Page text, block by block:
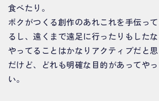
食べたり。
ボクがつくる創作のあれこれを手伝っ
るし、遠くまで遠足に行ったりもしたな
やってることはかなりアクティブだと思
だけど、どれも明確な目的があってや
い。